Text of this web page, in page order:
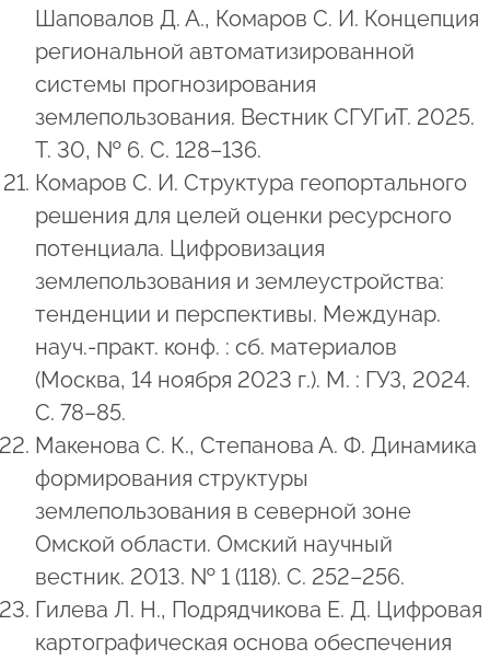
Шаповалов Д. А., Комаров С. И. Концепция
региональной автоматизированной
системы прогнозирования
землепользования. Вестник СГУГиТ. 2025.
Т. 30, № 6. С. 128–136.
Комаров С. И. Структура геопортального
решения для целей оценки ресурсного
потенциала. Цифровизация
землепользования и землеустройства:
тенденции и перспективы. Междунар.
науч.-практ. конф. : сб. материалов
(Москва, 14 ноября 2023 г.). М. : ГУЗ, 2024.
С. 78–85.
Макенова С. К., Степанова А. Ф. Динамика
формирования структуры
землепользования в северной зоне
Омской области. Омский научный
вестник. 2013. № 1 (118). С. 252–256.
Гилева Л. Н., Подрядчикова Е. Д. Цифровая
картографическая основа обеспечения